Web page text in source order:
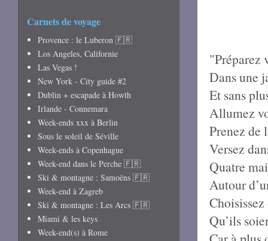
"Préparez
Dans une
Et sans
Allumez
Prenez de
Versez
Quatre
Autour
Choisissez
Qu’ils
Carnets de voyage
Provence : le Luberon 🇫🇷
Los Angeles, Californie
Las Vegas !
New York - City guide #2
Dublin + escapade à Howth
Irlande - Connemara
Week-ends xxx à Berlin
Sous le soleil de Séville
Week-ends à Copenhague
Week-end dans le Perche 🇫🇷
Ski & montagne : Samoëns 🇫🇷
Week-end à Zagreb
Ski & montagne : Les Arcs 🇫🇷
Miami & les keys
Week-end(s) à Rome